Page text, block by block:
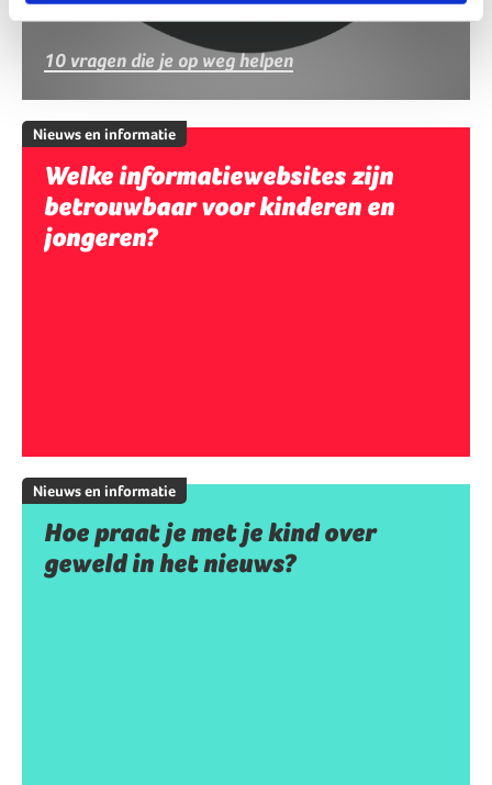
10 vragen die je op weg helpen
Nieuws en informatie
Welke informatiewebsites zijn
betrouwbaar voor kinderen en
jongeren?
Nieuws en informatie
Hoe praat je met je kind over
geweld in het nieuws?